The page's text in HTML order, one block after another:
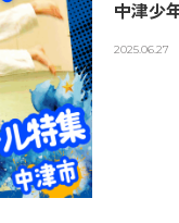
中津少
2025.06.27